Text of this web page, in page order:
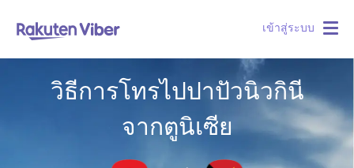
เข้าสู่ระบบ
วิธีการโทรไปปาปัวนิวกินี
จากตูนิเซีย